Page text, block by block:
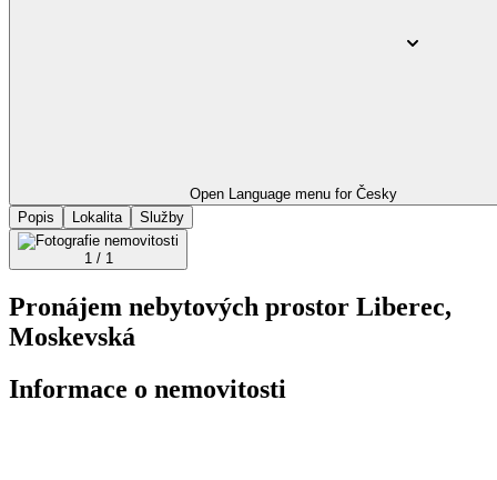
Open Language menu for Česky
Popis
Lokalita Služby
1 / 1
Pronájem nebytových prostor Liberec,
Moskevská
Informace o nemovitosti